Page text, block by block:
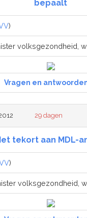
bepaalt
)
volksgezondheid,
Vragen en
29 dagen
tekort aan MDL-
)
volksgezondheid,